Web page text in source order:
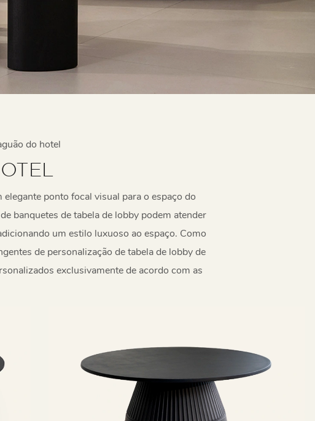
do hotel
ponto focal visual para o espaço do
banquetes de tabela de lobby podem atender
um estilo luxuoso ao espaço. Como
de personalização de tabela de lobby de
exclusivamente de acordo com as